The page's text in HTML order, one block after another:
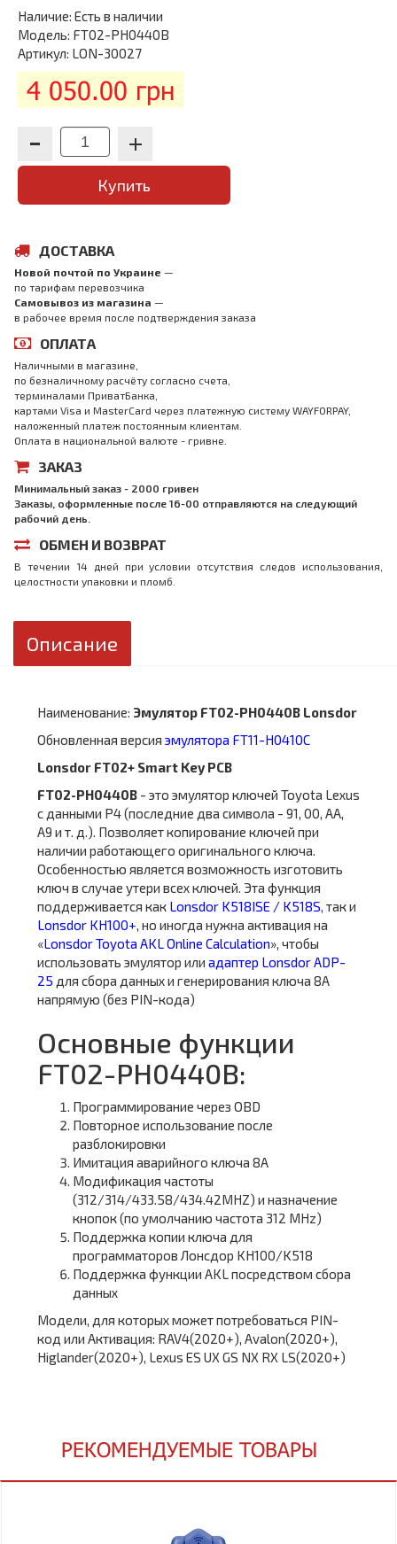
Наличие: Есть в наличии
Модель: FT02-PH0440B
Артикул: LON-30027
4 050.00 грн
Купить
ДОСТАВКА
Новой почтой по Украине —
по тарифам перевозчика
Самовывоз из магазина —
в рабочее время после подтверждения заказа
ОПЛАТА
Наличными в магазине,
по безналичному расчёту согласно счета,
терминалами ПриватБанка,
картами Visa и MasterCard через платежную систему WAYFORPAY,
наложенный платеж постоянным клиентам.
Оплата в национальной валюте - гривне.
ЗАКАЗ
Минимальный заказ - 2000 гривен
Заказы, оформленные после 16-00 отправляются на следующий
рабочий день.
ОБМЕН И ВОЗВРАТ
В течении 14 дней при условии отсутствия следов использования,
целостности упаковки и пломб.
Описание
Наименование: Эмулятор FT02-PH0440B Lonsdor
Обновленная версия эмулятора FT11-H0410C
Lonsdor FT02+ Smart Key PCB
FT02-PH0440B - это эмулятор ключей Toyota Lexus
с данными P4 (последние два символа - 91, 00, AA,
A9 и т. д.). Позволяет копирование ключей при
наличии работающего оригинального ключа.
Особенностью является возможность изготовить
ключ в случае утери всех ключей. Эта функция
поддерживается как Lonsdor K518ISE / K518S, так и
Lonsdor KH100+, но иногда нужна активация на
«Lonsdor Toyota AKL Online Calculation», чтобы
использовать эмулятор или адаптер Lonsdor ADP-
25 для сбора данных и генерирования ключа 8A
напрямую (без PIN-кода)
Основные функции
FT02-PH0440B:
Программирование через OBD
Повторное использование после
разблокировки
Имитация аварийного ключа 8A
Модификация частоты
(312/314/433.58/434.42MHZ) и назначение
кнопок (по умолчанию частота 312 MHz)
Поддержка копии ключа для
программаторов Лонсдор KH100/K518
Поддержка функции AKL посредством сбора
данных
Модели, для которых может потребоваться PIN-
код или Активация: RAV4(2020+), Avalon(2020+),
Higlander(2020+), Lexus ES UX GS NX RX LS(2020+)
РЕКОМЕНДУЕМЫЕ ТОВАРЫ